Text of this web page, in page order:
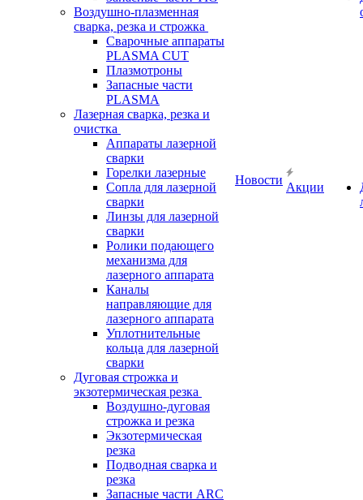
Воздушно-плазменная
сварка, резка и строжка
Сварочные аппараты
PLASMA CUT
Плазмотроны
Запасные части
PLASMA
Лазерная сварка, резка и
очистка
Аппараты лазерной
сварки
Горелки лазерные
Сопла для лазерной
сварки
Линзы для лазерной
сварки
Ролики подающего
механизма для
лазерного аппарата
Каналы
направляющие для
лазерного аппарата
Уплотнительные
кольца для лазерной
сварки
Дуговая строжка и
экзотермическая резка
Воздушно-дуговая
строжка и резка
Экзотермическая
резка
Подводная сварка и
резка
Запасные части ARC
Новости
Акции